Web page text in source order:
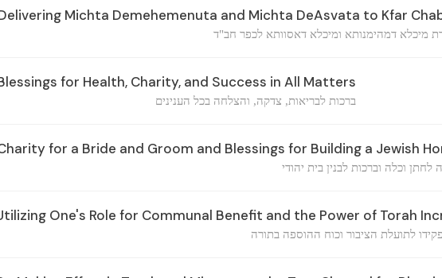
Michta Demehemenuta and Michta DeAsvata to Kfar
מיכלא דמהימנותא ומיכלא דאסוותא לכפר חב"ד
for Health, Charity, and Success in All Matters
ברכות לבריאות, צדקה, והצלחה בכל הענינים
for a Bride and Groom and Blessings for Building a Jewish
לחתן וכלה וברכות לבנין בית יהודי
One's Role for Communal Benefit and the Power of Torah
לתועלת הציבור וכוח ההוספה בתורה